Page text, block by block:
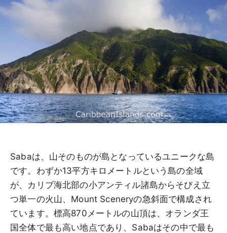
Sabaは、山そのものが島となっているユニークな島
です。わずか13平方キロメートルという島の全域
が、カリブ海北部の小アンティル諸島からそびえ立
つ単一の火山、Mount Sceneryの急斜面で構成され
ています。標高870メートルの山頂は、オランダ王
国全体で最も高い地点であり、Sabaはその中で最も